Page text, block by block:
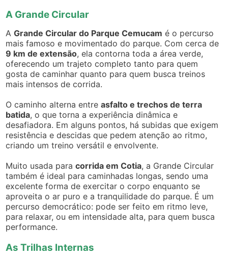
A Grande Circular
AGrande Circular do Parque Cemucam é o percurso
mais famoso e movimentado do parque. Com cerca de
9 km de extensão, ela contorna toda a área verde,
oferecendo um trajeto completo tanto para quem
gosta de caminhar quanto para quem busca treinos
mais intensos de corrida.
O caminho alterna entreasfalto e trechos de terra
batida, o que torna a experiência dinâmica e
desafiadora. Em alguns pontos, há subidas que exigem
resistência e descidas que pedem atenção ao ritmo,
criando um treino versátil e envolvente.
Muito usada paracorrida em Cotia, a Grande Circular
também é ideal para caminhadas longas, sendo uma
excelente forma de exercitar o corpo enquanto se
aproveita o ar puro e a tranquilidade do parque. É um
percurso democrático: pode ser feito em ritmo leve,
para relaxar, ou em intensidade alta, para quem busca
performance.
As Trilhas Internas